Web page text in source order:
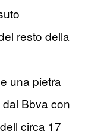
resto della
una pietra
Bbva con
circa 17